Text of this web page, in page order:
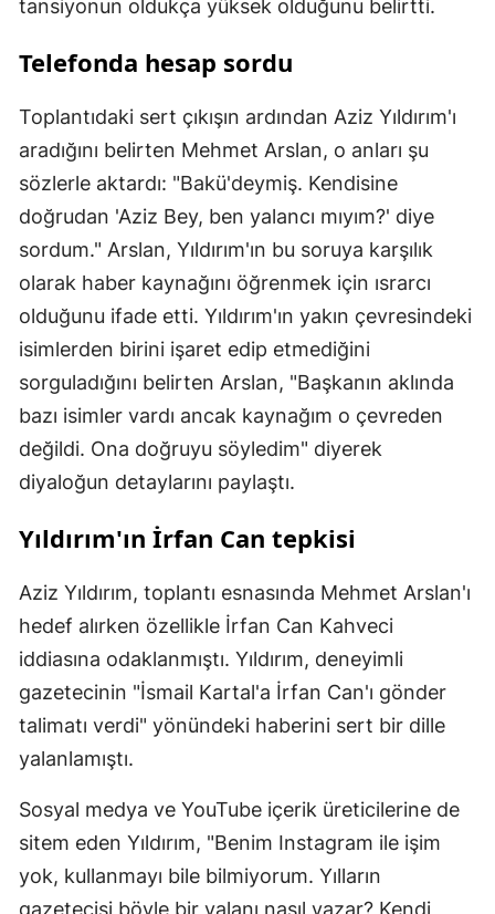
tansiyonun oldukça yüksek olduğunu belirtti.
Telefonda hesap sordu
Toplantıdaki sert çıkışın ardından Aziz Yıldırım'ı
aradığını belirten Mehmet Arslan, o anları şu
sözlerle aktardı: "Bakü'deymiş. Kendisine
doğrudan 'Aziz Bey, ben yalancı mıyım?' diye
sordum." Arslan, Yıldırım'ın bu soruya karşılık
olarak haber kaynağını öğrenmek için ısrarcı
olduğunu ifade etti. Yıldırım'ın yakın çevresindeki
isimlerden birini işaret edip etmediğini
sorguladığını belirten Arslan, "Başkanın aklında
bazı isimler vardı ancak kaynağım o çevreden
değildi. Ona doğruyu söyledim" diyerek
diyaloğun detaylarını paylaştı.
Yıldırım'ın İrfan Can tepkisi
Aziz Yıldırım, toplantı esnasında Mehmet Arslan'ı
hedef alırken özellikle İrfan Can Kahveci
iddiasına odaklanmıştı. Yıldırım, deneyimli
gazetecinin "İsmail Kartal'a İrfan Can'ı gönder
talimatı verdi" yönündeki haberini sert bir dille
yalanlamıştı.
Sosyal medya ve YouTube içerik üreticilerine de
sitem eden Yıldırım, "Benim Instagram ile işim
yok, kullanmayı bile bilmiyorum. Yılların
gazetecisi böyle bir yalanı nasıl yazar? Kendi